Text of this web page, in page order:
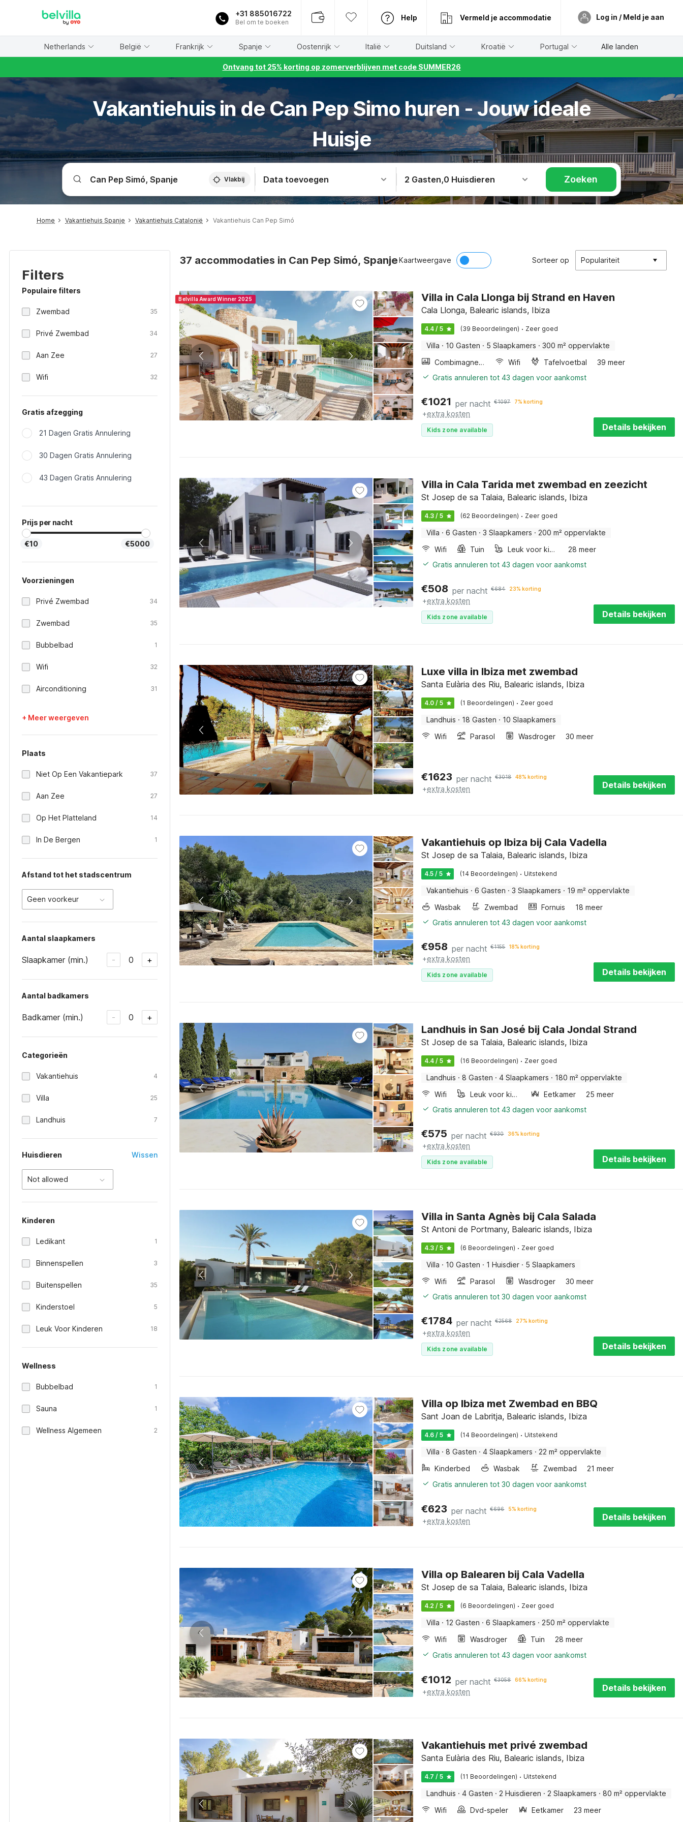
+31 885016722
Bel om te boeken
Help Vermeld je accommodatie Log in / Meld je aan
Netherlands België Frankrijk Spanje Oostenrijk Italië Duitsland Kroatië Portugal Alle landen
Ontvang tot 25% korting op zomerverblijven met code SUMMER26
Vakantiehuis in de Can Pep Simo huren - Jouw ideale
Huisje
Vlakbij Data toevoegen 2 Gasten,0 Huisdieren Zoeken
Home Vakantiehuis Spanje Vakantiehuis Catalonië Vakantiehuis Can Pep Simó
Filters
Populaire filters
Zwembad 35
Privé Zwembad 34
Aan Zee 27
Wifi 32
Gratis afzegging
21 Dagen Gratis Annulering
30 Dagen Gratis Annulering
43 Dagen Gratis Annulering
Prijs per nacht
€10 €5000
Voorzieningen
Privé Zwembad 34
Zwembad 35
Bubbelbad 1
Wifi 32
Airconditioning 31
+ Meer weergeven
Plaats
Niet Op Een Vakantiepark 37
Aan Zee 27
Op Het Platteland 14
In De Bergen 1
Afstand tot het stadscentrum
Geen voorkeur
Aantal slaapkamers
Slaapkamer (min.) - 0 +
Aantal badkamers
Badkamer (min.) - 0 +
Categorieën
Vakantiehuis 4
Villa 25
Landhuis 7
Huisdieren Wissen
Not allowed
Kinderen
Ledikant 1
Binnenspellen 3
Buitenspellen 35
Kinderstoel 5
Leuk Voor Kinderen 18
Wellness
Bubbelbad 1
Sauna 1
Wellness Algemeen 2
37 accommodaties in Can Pep Simó, SpanjeKaartweergave Sorteer op Populariteit
Belvilla Award Winner 2025 Villa in Cala Llonga bij Strand en Haven
Cala Llonga, Balearic islands, Ibiza
4.4 / 5 (39 Beoordelingen) · Zeer goed
Villa · 10 Gasten · 5 Slaapkamers · 300 m² oppervlakte
Combimagnetron
Wifi Tafelvoetbal
39 meer
Gratis annuleren tot 43 dagen voor aankomst
€1021 per nacht €1097 7% korting
+extra kosten
Kids zone available Details bekijken
Villa in Cala Tarida met zwembad en zeezicht
St Josep de sa Talaia, Balearic islands, Ibiza
4.3 / 5 (62 Beoordelingen) · Zeer goed
Villa · 6 Gasten · 3 Slaapkamers · 200 m² oppervlakte
Wifi
Tuin Leuk voor kinderen
28 meer
Gratis annuleren tot 43 dagen voor aankomst
€508 per nacht €684 23% korting
+extra kosten
Kids zone available Details bekijken
Luxe villa in Ibiza met zwembad
Santa Eulària des Riu, Balearic islands, Ibiza
4.0 / 5 (1 Beoordelingen) · Zeer goed
Landhuis · 18 Gasten · 10 Slaapkamers
Wifi
Parasol Wasdroger 30 meer
€1623 per nacht €3018 48% korting
+extra kosten Details bekijken
Vakantiehuis op Ibiza bij Cala Vadella
St Josep de sa Talaia, Balearic islands, Ibiza
4.5 / 5 (14 Beoordelingen) · Uitstekend
Vakantiehuis · 6 Gasten · 3 Slaapkamers · 19 m² oppervlakte
Wasbak
Zwembad Fornuis
18 meer
Gratis annuleren tot 43 dagen voor aankomst
€958 per nacht €1155 18% korting
+extra kosten
Kids zone available Details bekijken
Landhuis in San José bij Cala Jondal Strand
St Josep de sa Talaia, Balearic islands, Ibiza
4.4 / 5 (16 Beoordelingen) · Zeer goed
Landhuis · 8 Gasten · 4 Slaapkamers · 180 m² oppervlakte
Wifi
Leuk voor kinderen Eetkamer
25 meer
Gratis annuleren tot 43 dagen voor aankomst
€575 per nacht €930 36% korting
+extra kosten
Kids zone available Details bekijken
Villa in Santa Agnès bij Cala Salada
St Antoni de Portmany, Balearic islands, Ibiza
4.3 / 5 (6 Beoordelingen) · Zeer goed
Villa · 10 Gasten · 1 Huisdier · 5 Slaapkamers
Wifi
Parasol Wasdroger
30 meer
Gratis annuleren tot 30 dagen voor aankomst
€1784 per nacht €2568 27% korting
+extra kosten
Kids zone available Details bekijken
Villa op Ibiza met Zwembad en BBQ
Sant Joan de Labritja, Balearic islands, Ibiza
4.6 / 5 (14 Beoordelingen) · Uitstekend
Villa · 8 Gasten · 4 Slaapkamers · 22 m² oppervlakte
Kinderbed
Wasbak Zwembad
21 meer
Gratis annuleren tot 30 dagen voor aankomst
€623 per nacht €696 5% korting
+extra kosten Details bekijken
Villa op Balearen bij Cala Vadella
St Josep de sa Talaia, Balearic islands, Ibiza
4.2 / 5 (6 Beoordelingen) · Zeer goed
Villa · 12 Gasten · 6 Slaapkamers · 250 m² oppervlakte
Wifi
Wasdroger Tuin
28 meer
Gratis annuleren tot 43 dagen voor aankomst
€1012 per nacht €3058 66% korting
+extra kosten Details bekijken
Vakantiehuis met privé zwembad
Santa Eulària des Riu, Balearic islands, Ibiza
4.7 / 5 (11 Beoordelingen) · Uitstekend
Landhuis · 4 Gasten · 2 Huisdieren · 2 Slaapkamers · 80 m² oppervlakte
Wifi
Dvd-speler Eetkamer
23 meer